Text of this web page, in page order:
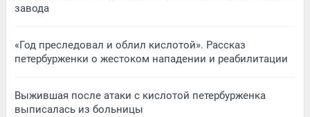
завода
«Год преследовал и облил кислотой». Рассказ
петербурженки о жестоком нападении и реабилитации
Выжившая после атаки с кислотой петербурженка
выписалась из больницы